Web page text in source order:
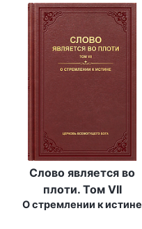
Слово является во
плоти. Том VII
О стремлении к истине